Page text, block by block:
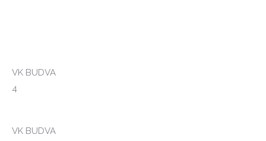
VK BUDVA
4
VK BUDVA